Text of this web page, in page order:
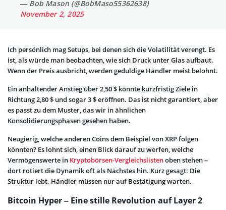
— Bob Mason (@BobMaso55362638)
November 2, 2025
Ich persönlich mag Setups, bei denen sich die Volatilität verengt. Es
ist, als würde man beobachten, wie sich Druck unter Glas aufbaut.
Wenn der Preis ausbricht, werden geduldige Händler meist belohnt.
Ein anhaltender Anstieg über 2,50 $ könnte kurzfristig Ziele in
Richtung 2,80 $ und sogar 3 $ eröffnen. Das ist nicht garantiert, aber
es passt zu dem Muster, das wir in ähnlichen
Konsolidierungsphasen gesehen haben.
Neugierig, welche anderen Coins dem Beispiel von XRP folgen
könnten? Es lohnt sich, einen Blick darauf zu werfen, welche
Vermögenswerte in Kryptobörsen-Vergleichslistenoben stehen –
dort rotiert die Dynamik oft als Nächstes hin. Kurz gesagt: Die
Struktur lebt. Händler müssen nur auf Bestätigung warten.
Bitcoin Hyper – Eine stille Revolution auf Layer 2